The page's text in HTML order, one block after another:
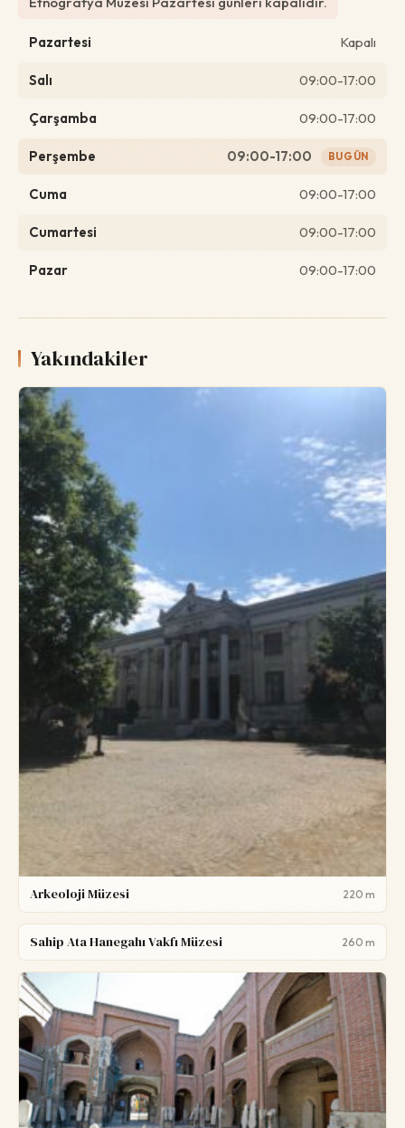
Pazartesi Kapalı
Salı 09:00-17:00
Çarşamba 09:00-17:00
Perşembe 09:00-17:00 BUGÜN
Cuma 09:00-17:00
Cumartesi 09:00-17:00
Pazar 09:00-17:00
Yakındakiler
Arkeoloji Müzesi 220 m
Sahip Ata Hanegahı Vakfı Müzesi 260 m